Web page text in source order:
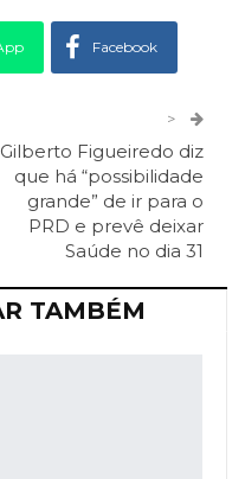
Facebook
Telegram
Viber O email
>
Gilberto Figueiredo diz
que há “possibilidade
grande” de ir para o
PRD e prevê deixar
Saúde no dia 31
TAMBÉM